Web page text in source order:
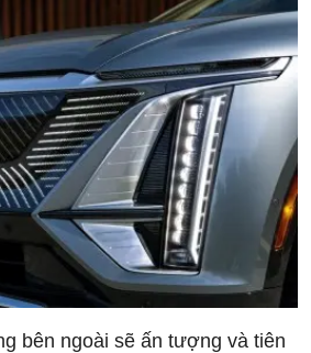
bên ngoài sẽ ấn tượng và tiên